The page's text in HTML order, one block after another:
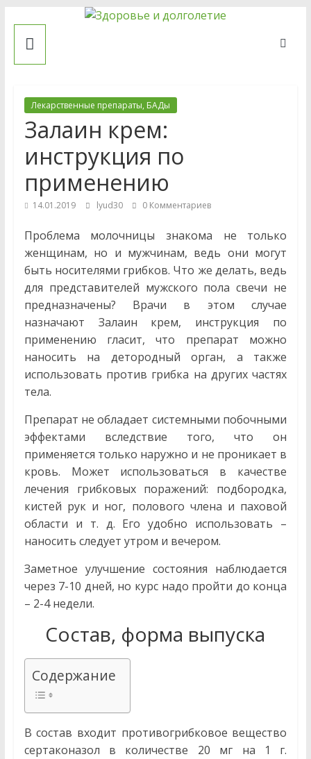
contentЗдоровье
долголетие
народной
медицины.
профилактике
лечении
Статьи
современных
народных
методах
лечения.
Правила
сбора
заготовки
лечебных
трав,
рецепты,
многое
другое…
Лекарственные препараты, БАДы
Залаин крем:
инструкция по
применению
14.01.2019 lyud30 0 Комментариев
Проблема молочницы знакома не только
женщинам, но и мужчинам, ведь они могут
быть носителями грибков. Что же делать, ведь
для представителей мужского пола свечи не
предназначены? Врачи в этом случае
назначают Залаин крем, инструкция по
применению гласит, что препарат можно
наносить на детородный орган, а также
использовать против грибка на других частях
тела.
Препарат не обладает системными побочными
эффектами вследствие того, что он
применяется только наружно и не проникает в
кровь. Может использоваться в качестве
лечения грибковых поражений: подбородка,
кистей рук и ног, полового члена и паховой
области и т. д. Его удобно использовать –
наносить следует утром и вечером.
Заметное улучшение состояния наблюдается
через 7-10 дней, но курс надо пройти до конца
– 2-4 недели.
Состав, форма выпуска
Содержание
В состав входит противогрибковое вещество
сертаконазол в количестве 20 мг на 1 г.